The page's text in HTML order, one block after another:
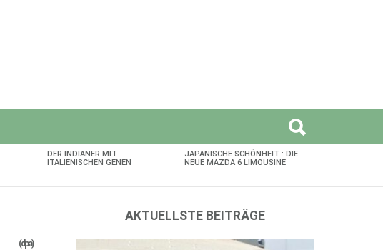
DER INDIANER MIT
ITALIENISCHEN GENEN
JAPANISCHE SCHÖNHEIT : DIE
NEUE MAZDA 6 LIMOUSINE
(dpa)
AKTUELLSTE BEITRÄGE